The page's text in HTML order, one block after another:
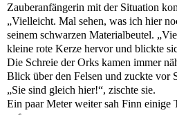
Zauberanfängerin mit der Situation
„Vielleicht. Mal sehen, was ich hier
seinem schwarzen Materialbeutel.
kleine rote Kerze hervor und blickte
Die Schreie der Orks kamen immer
Blick über den Felsen und zuckte vor
„Sie sind gleich hier!“, zischte sie.
Ein paar Meter weiter sah Finn einige